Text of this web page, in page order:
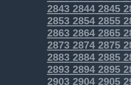
284328442845
285328542855
286328642865
287328742875
288328842885
289328942895
290329042905